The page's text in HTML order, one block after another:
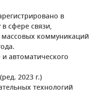
в
сфере связи,
коммуникаций
автоматического
2023 г.)
технологий